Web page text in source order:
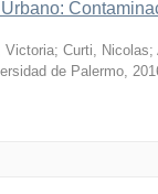
Victoria; Curti, Nicolas;
de Palermo,